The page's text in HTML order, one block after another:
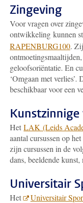
Zingeving
Voor vragen over
ontwikkeling kunnen
RAPENBURG100.
geloofsoriëntatie. En
‘Omgaan met
beschikbaar voor een
Het LAK (Leids
aantal cursussen op
zijn cursussen in de
dans, beeldende
Universitair
Het Universitair